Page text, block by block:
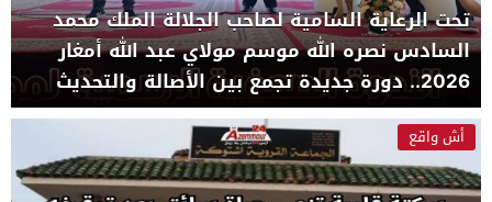
تحت الرعاية السامية لصاحب الجلالة الملك محمد
السادس نصره الله موسم مولاي عبد الله أمغار
2026.. دورة جديدة تجمع بين الأصالة والتحديث
والإشعاع الدولي
أش واقع